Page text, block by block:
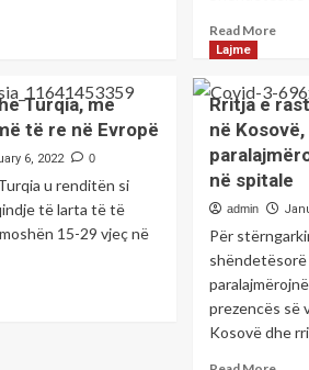
Read MoreRead
edhe
më
tej
numri
me
152
sot
Turqia, me
të re në Evropë
6, 2022 0
u renditën si
të larta të të
15-29 vjeç në
Lajme
Rritja e
në
në spitale
admin
Për
prezencës së
Kosovë dhe
Read